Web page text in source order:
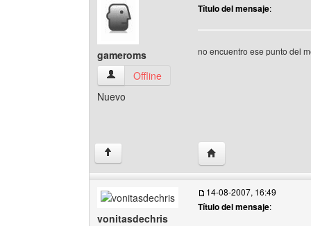
gameroms
gameroms Ver perfil del usuario
Offline
Nuevo
Título del mensaje:
no encuentro ese punto del
↑ Visitar sitio web del
vonitasdechris
14-08-2007, 16:49
Título del mensaje: